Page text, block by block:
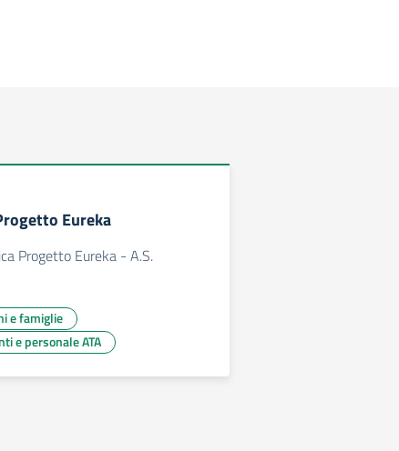
Eureka
Progetto Eureka - A.S.
e famiglie
e personale ATA